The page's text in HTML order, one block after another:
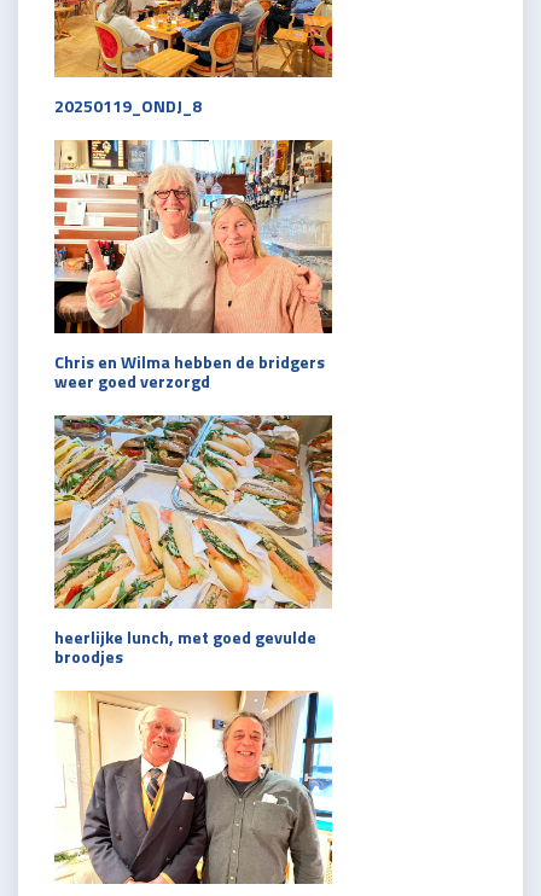
20250119_ONDJ_8
Chris en Wilma hebben de bridgers
weer goed verzorgd
heerlijke lunch, met goed gevulde
broodjes